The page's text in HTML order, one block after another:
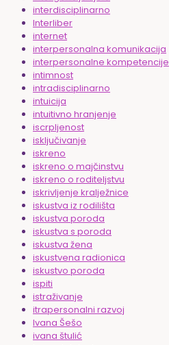
interdisciplinarno
Interliber
internet
interpersonalna komunikacija
interpersonalne kompetencije
intimnost
intradisciplinarno
intuicija
intuitivno hranjenje
iscrpljenost
isključivanje
iskreno
iskreno o majčinstvu
iskreno o roditeljstvu
iskrivljenje kralježnice
iskustva iz rodilišta
iskustva poroda
iskustva s poroda
iskustva žena
iskustvena radionica
iskustvo poroda
ispiti
istraživanje
itrapersonalni razvoj
Ivana Šešo
ivana štulić